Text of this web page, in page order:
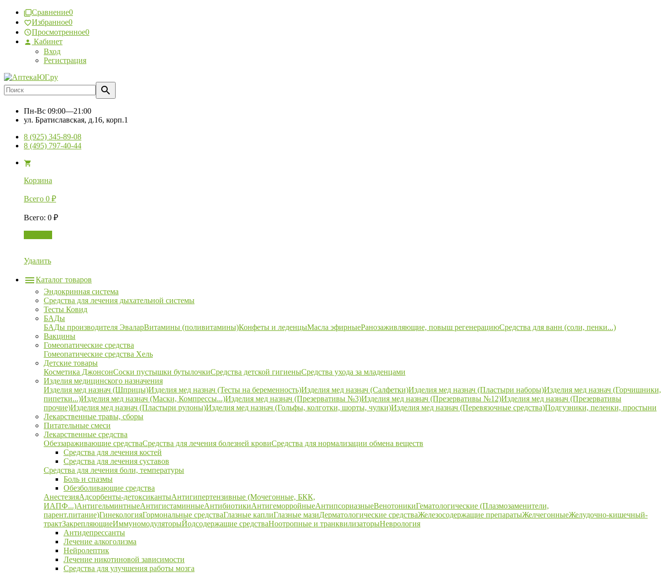
Сравнение0
Избранное0
Просмотренное0
Кабинет
Вход
Регистрация
Пн-Вс 09:00—21:00
ул. Братиславская, д.16, корп.1
8 (925) 345-89-08
8 (495) 797-40-44
Корзина
Всего 0 ₽
Всего: 0 ₽
Удалить
Каталог товаров
Эндокринная система
Средства для лечения дыхательной системы
Тесты Ковид
БАДы
БАДы производителя ЭваларВитамины (поливитамины)Конфеты и леденцыМасла эфирныеРанозаживляющие, повыш регенерациюСредства для ванн (соли, пенки...)
Вакцины
Гомеопатические средства
Гомеопатические средства Хель
Детские товары
Косметика ДжонсонСоски пустышки бутылочкиСредства детской гигиеныСредства ухода за младенцами
Изделия медицинского назначения
Изделия мед назнач (Шприцы)Изделия мед назнач (Тесты на беременность)Изделия мед назнач (Салфетки)Изделия мед назнач (Пластыри наборы)Изделия мед назнач (Горчишники,
пипетки...)Изделия мед назнач (Маски, Компрессы...)Изделия мед назнач (Презервативы №3)Изделия мед назнач (Презервативы №12)Изделия мед назнач (Презервативы
прочие)Изделия мед назнач (Пластыри рулоны)Изделия мед назнач (Гольфы, колготки, шорты, чулки)Изделия мед назнач (Перевязочные средства)Подгузники, пеленки, простыни
Лекарственные травы, сборы
Питательные смеси
Лекарственные средства
Обеззараживающие средстваСредства для лечения болезней кровиСредства для нормализации обмена веществ
Средства для лечения костей
Средства для лечения суставов
Средства для лечения боли, температуры
Боль и спазмы
Обезболивающие средства
АнестезияАдсорбенты-детоксикантыАнтигипертензивные (Мочегонные, БКК,
ИАПФ...)АнтигельминтныеАнтигистаминныеАнтибиотикиАнтигеморройныеАнтипсориазныеВенотоникиГематологические (Плазмозаменители,
парент.питание)ГинекологияГормональные средстваГлазные каплиГлазные мазиДерматологические средстваЖелезосодержащие препаратыЖелчегонныеЖелудочно-кишечный-
трактЗакрепляющиеИммуномодуляторыЙодсодержащие средстваНоотропные и транквилизаторыНеврология
Антидепрессанты
Лечение алкоголизма
Нейролептик
Лечение никотиновой зависимости
Средства для улучшения работы мозга